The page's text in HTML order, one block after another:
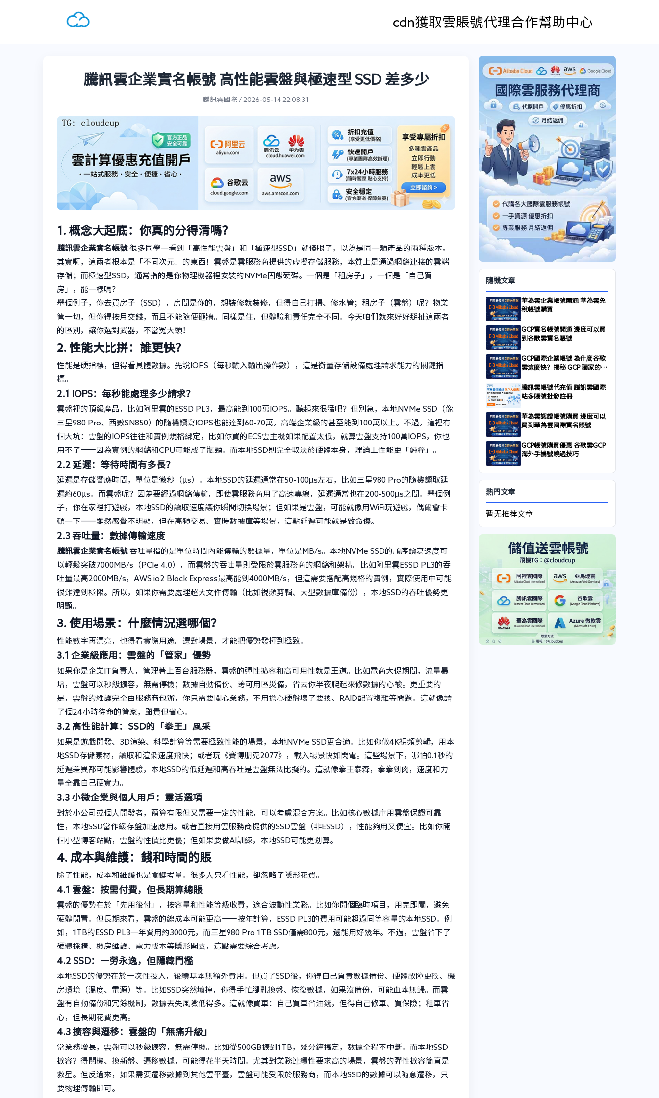
cdn獲取雲賬號代理合作幫助中心
騰訊雲企業實名帳號 高性能雲盤與極速型 SSD 差多少
騰訊雲國際 / 2026-05-14 22:08:31
1. 概念大起底：你真的分得清嗎？
騰訊雲企業實名帳號很多同學一看到「高性能雲盤」和「極速型SSD」就傻眼了，以為是同一類產品的兩種版本。
其實啊，這兩者根本是「不同次元」的東西！雲盤是雲服務商提供的虛擬存儲服務，本質上是通過網絡連接的雲端
存儲；而極速型SSD，通常指的是你物理機器裡安裝的NVMe固態硬碟。一個是「租房子」，一個是「自己買
房」，能一樣嗎？
舉個例子，你去買房子（SSD），房間是你的，想裝修就裝修，但得自己打掃、修水管；租房子（雲盤）呢？物業
管一切，但你得按月交錢，而且不能隨便砸牆。同樣是住，但體驗和責任完全不同。今天咱們就來好好掰扯這兩者
的區別，讓你選對武器，不當冤大頭！
2. 性能大比拼：誰更快？
性能是硬指標，但得看具體數據。先說IOPS（每秒輸入輸出操作數），這是衡量存儲設備處理請求能力的關鍵指
標。
2.1 IOPS：每秒能處理多少請求？
雲盤裡的頂級產品，比如阿里雲的ESSD PL3，最高能到100萬IOPS。聽起來很猛吧？但別急，本地NVMe SSD（像
三星980 Pro、西數SN850）的隨機讀寫IOPS也能達到60-70萬，高端企業級的甚至能到100萬以上。不過，這裡有
個大坑：雲盤的IOPS往往和實例規格綁定，比如你買的ECS雲主機如果配置太低，就算雲盤支持100萬IOPS，你也
用不了——因為實例的網絡和CPU可能成了瓶頸。而本地SSD則完全取決於硬體本身，理論上性能更「純粹」。
2.2 延遲：等待時間有多長？
延遲是存儲響應時間，單位是微秒（μs）。本地SSD的延遲通常在50-100μs左右，比如三星980 Pro的隨機讀取延
遲約60μs。而雲盤呢？因為要經過網絡傳輸，即使雲服務商用了高速專線，延遲通常也在200-500μs之間。舉個例
子，你在家裡打遊戲，本地SSD的讀取速度讓你瞬間切換場景；但如果是雲盤，可能就像用WiFi玩遊戲，偶爾會卡
頓一下——雖然感覺不明顯，但在高頻交易、實時數據庫等場景，這點延遲可能就是致命傷。
2.3 吞吐量：數據傳輸速度
騰訊雲企業實名帳號吞吐量指的是單位時間內能傳輸的數據量，單位是MB/s。本地NVMe SSD的順序讀寫速度可
以輕鬆突破7000MB/s（PCIe 4.0），而雲盤的吞吐量則受限於雲服務商的網絡和架構。比如阿里雲ESSD PL3的吞
吐量最高2000MB/s，AWS io2 Block Express最高能到4000MB/s，但這需要搭配高規格的實例，實際使用中可能
很難達到極限。所以，如果你需要處理超大文件傳輸（比如視頻剪輯、大型數據庫備份），本地SSD的吞吐優勢更
明顯。
3. 使用場景：什麼情況選哪個？
性能數字再漂亮，也得看實際用途。選對場景，才能把優勢發揮到極致。
3.1 企業級應用：雲盤的「管家」優勢
如果你是企業IT負責人，管理著上百台服務器，雲盤的彈性擴容和高可用性就是王道。比如電商大促期間，流量暴
增，雲盤可以秒級擴容，無需停機；數據自動備份、跨可用區災備，省去你半夜爬起來修數據的心酸。更重要的
是，雲盤的維護完全由服務商包辦，你只需要關心業務，不用擔心硬盤壞了要換、RAID配置複雜等問題。這就像請
了個24小時待命的管家，雖貴但省心。
3.2 高性能計算：SSD的「拳王」風采
如果是遊戲開發、3D渲染、科學計算等需要極致性能的場景，本地NVMe SSD更合適。比如你做4K視頻剪輯，用本
地SSD存儲素材，讀取和渲染速度飛快；或者玩《賽博朋克2077》，載入場景快如閃電。這些場景下，哪怕0.1秒的
延遲差異都可能影響體驗，本地SSD的低延遲和高吞吐是雲盤無法比擬的。這就像拳王泰森，拳拳到肉，速度和力
量全靠自己硬實力。
3.3 小微企業與個人用戶：靈活選項
對於小公司或個人開發者，預算有限但又需要一定的性能，可以考慮混合方案。比如核心數據庫用雲盤保證可靠
性，本地SSD當作緩存盤加速應用。或者直接用雲服務商提供的SSD雲盤（非ESSD），性能夠用又便宜。比如你開
個小型博客站點，雲盤的性價比更優；但如果要做AI訓練，本地SSD可能更划算。
4. 成本與維護：錢和時間的賬
除了性能，成本和維護也是關鍵考量。很多人只看性能，卻忽略了隱形花費。
4.1 雲盤：按需付費，但長期算總賬
雲盤的優勢在於「先用後付」，按容量和性能等級收費，適合波動性業務。比如你開個臨時項目，用完即關，避免
硬體閒置。但長期來看，雲盤的總成本可能更高——按年計算，ESSD PL3的費用可能超過同等容量的本地SSD。例
如，1TB的ESSD PL3一年費用約3000元，而三星980 Pro 1TB SSD僅需800元，還能用好幾年。不過，雲盤省下了
硬體採購、機房維護、電力成本等隱形開支，這點需要綜合考慮。
4.2 SSD：一勞永逸，但隱藏門檻
本地SSD的優勢在於一次性投入，後續基本無額外費用。但買了SSD後，你得自己負責數據備份、硬體故障更換、機
房環境（溫度、電源）等。比如SSD突然壞掉，你得手忙腳亂換盤、恢復數據，如果沒備份，可能血本無歸。而雲
盤有自動備份和冗餘機制，數據丟失風險低得多。這就像買車：自己買車省油錢，但得自己修車、買保險；租車省
心，但長期花費更高。
4.3 擴容與遷移：雲盤的「無痛升級」
當業務增長，雲盤可以秒級擴容，無需停機。比如從500GB擴到1TB，幾分鐘搞定，數據全程不中斷。而本地SSD
擴容？得關機、換新盤、遷移數據，可能得花半天時間。尤其對業務連續性要求高的場景，雲盤的彈性擴容簡直是
救星。但反過來，如果需要遷移數據到其他雲平臺，雲盤可能受限於服務商，而本地SSD的數據可以隨意遷移，只
要物理傳輸即可。
隨機文章
華為雲企業帳號開通 華為雲免
稅帳號購買
GCP實名帳號開通 邊度可以買
到谷歌雲實名賬號
GCP國際企業帳號 為什麼谷歌
雲這麼快？揭秘 GCP 獨家的全
Network）
騰訊雲帳號代充值 騰訊雲國際
站多賬號批發註冊
華為雲認證帳號購買 邊度可以
買到華為雲國際實名賬號
GCP帳號購買優惠 谷歌雲GCP
海外手機號繞過技巧
熱門文章
暂无推荐文章